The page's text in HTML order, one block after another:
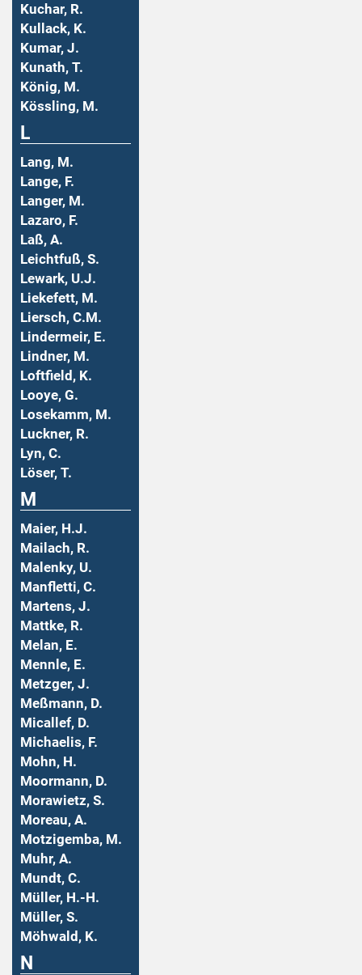
Kuchar, R.
Kullack, K.
Kumar, J.
Kunath, T.
König, M.
Kössling, M.
L
Lang, M.
Lange, F.
Langer, M.
Lazaro, F.
Laß, A.
Leichtfuß, S.
Lewark, U.J.
Liekefett, M.
Liersch, C.M.
Lindermeir, E.
Lindner, M.
Loftfield, K.
Looye, G.
Losekamm, M.
Luckner, R.
Lyn, C.
Löser, T.
M
Maier, H.J.
Mailach, R.
Malenky, U.
Manfletti, C.
Martens, J.
Mattke, R.
Melan, E.
Mennle, E.
Metzger, J.
Meßmann, D.
Micallef, D.
Michaelis, F.
Mohn, H.
Moormann, D.
Morawietz, S.
Moreau, A.
Motzigemba, M.
Muhr, A.
Mundt, C.
Müller, H.-H.
Müller, S.
Möhwald, K.
N